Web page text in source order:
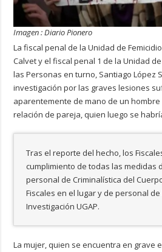
Imagen : Diario Pionero
La fiscal penal de la Unidad de
Calvet y el fiscal penal 1 de la Unidad
las Personas en turno, Santiago López
investigación por las graves lesiones
aparentemente de mano de un
relación de pareja, quien luego se
Tras el reporte del hecho, los
cumplimiento de todas las medidas
personal de Criminalística del
Fiscales en el lugar y de personal
Investigación UGAP.
La mujer, quien se encuentra en grave